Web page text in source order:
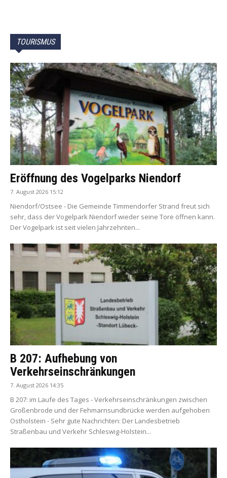
TOURISMUS
Eröffnung des Vogelparks Niendorf
7. August 2026 15:12
Niendorf/Ostsee - Die Gemeinde Timmendorfer Strand freut sich
sehr, dass der Vogelpark Niendorf wieder seine Tore öffnen kann.
Der Vogelpark ist seit vielen Jahrzehnten...
B 207: Aufhebung von
Verkehrseinschränkungen
7. August 2026 14:35
B 207: im Laufe des Tages - Verkehrseinschränkungen zwischen
Großenbrode und der Fehmarnsundbrücke werden aufgehoben
Ostholstein - Sehr gute Nachrichten: Der Landesbetrieb
Straßenbau und Verkehr Schleswig-Holstein...